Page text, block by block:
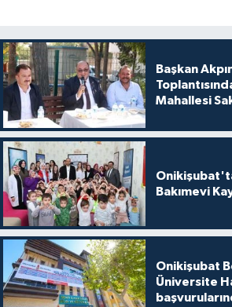
Başkan
Mahallesi
Bakımevi
Onikişubat
Üniversite